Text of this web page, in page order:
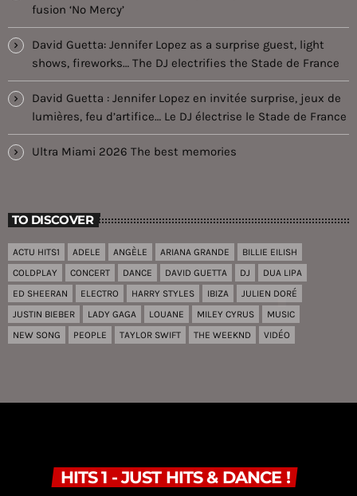
fusion ‘No Mercy’
David Guetta: Jennifer Lopez as a surprise guest, light
shows, fireworks… The DJ electrifies the Stade de France
David Guetta : Jennifer Lopez en invitée surprise, jeux de
lumières, feu d’artifice… Le DJ électrise le Stade de France
Ultra Miami 2026 The best memories
TO DISCOVER
ACTU HITS1 ADELE ANGÈLE ARIANA GRANDE
BILLIE EILISH
COLDPLAY
CONCERT DANCE DAVID GUETTA DJ
DUA LIPA
ED SHEERAN
ELECTRO HARRY STYLES IBIZA
JULIEN DORÉ
JUSTIN BIEBER
LADY GAGA LOUANE MILEY CYRUS
MUSIC
NEW SONG
PEOPLE TAYLOR SWIFT THE WEEKND VIDÉO
HITS 1 - JUST HITS & DANCE !